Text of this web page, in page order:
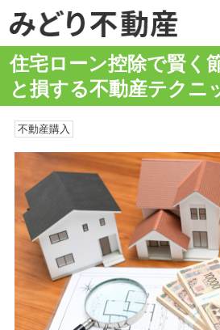
住宅ローン控除で賢く
と損する不動産テクニ
不動産購入